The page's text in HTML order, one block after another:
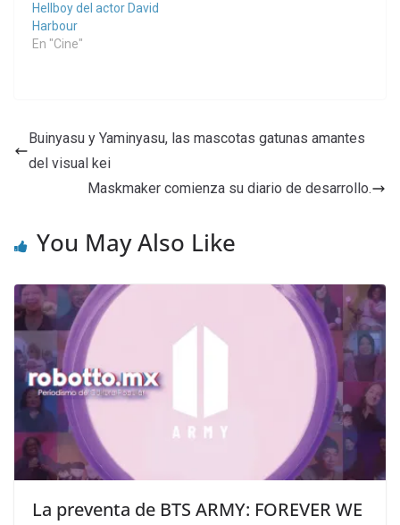
Hellboy del actor David
Harbour
En "Cine"
Buinyasu y Yaminyasu, las mascotas gatunas amantes
del visual kei
Maskmaker comienza su diario de desarrollo.
You May Also Like
La preventa de BTS ARMY: FOREVER WE